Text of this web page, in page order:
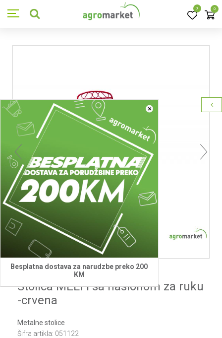
0 0
×
Besplatna dostava za narudzbe preko 200
KM
1 3 4
Green bay
Stolica MELFI sa naslonom za ruku
-crvena
Metalne stolice
Šifra artikla: 051122